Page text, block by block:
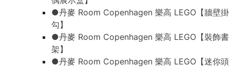
●丹麥 Room Copenhagen 樂高 LEGO【牆壁掛
勾】
●丹麥 Room Copenhagen 樂高 LEGO【裝飾書
架】
●丹麥 Room Copenhagen 樂高 LEGO【迷你頭